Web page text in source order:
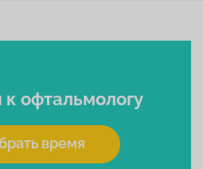
к офтальмологу
время